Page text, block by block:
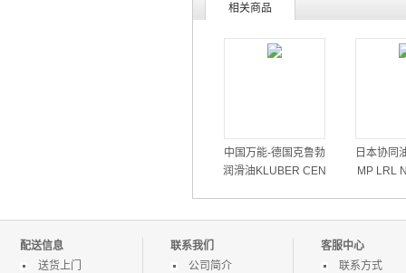
相关商品
中国万能-德国克鲁勃
润滑油KLUBER CEN
日本协同
MP LRL
配送信息
送货上门
联系我们
公司简介
客服中心
联系方式